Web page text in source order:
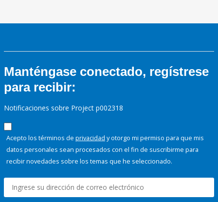
Manténgase conectado, regístrese
para recibir:
Notificaciones sobre Project p002318
Acepto los términos de privacidad y otorgo mi permiso para que mis
datos personales sean procesados con el fin de suscribirme para
recibir novedades sobre los temas que he seleccionado.